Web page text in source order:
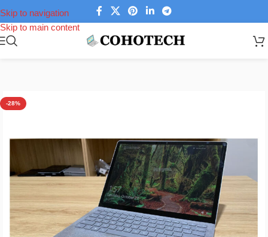
Skip to navigation
Skip to main content
-28%